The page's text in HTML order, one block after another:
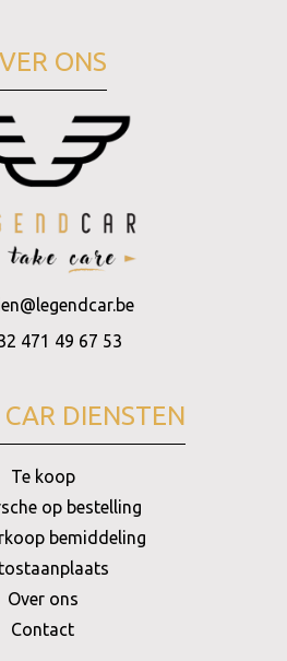
ONS
471 49 67 53
DIENSTEN
Te koop
op bestelling
bemiddeling
Over ons
Contact